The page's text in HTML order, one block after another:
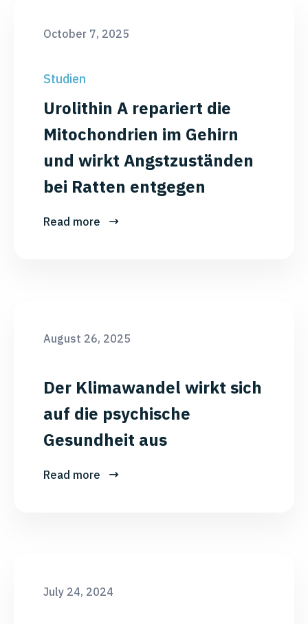
October 7, 2025
Studien
Urolithin A repariert die
Mitochondrien im Gehirn
und wirkt Angstzuständen
bei Ratten entgegen
Read more
August 26, 2025
Der Klimawandel wirkt sich
auf die psychische
Gesundheit aus
Read more
July 24, 2024